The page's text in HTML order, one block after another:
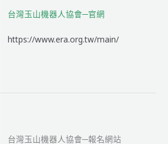
台灣玉山機器人協會─官網
https://www.era.org.tw/main/
台灣玉山機器人協會─報名網站